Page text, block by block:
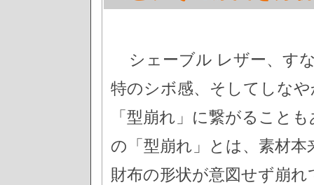
シェーブル レザー、す
特のシボ感、そしてしな
「型崩れ」に繋がること
の「型崩れ」とは、素材
財布の形状が意図せず崩